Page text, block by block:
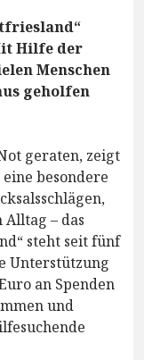
Hilfe der
Menschen
geholfen
geraten, zeigt
besondere
– das
steht seit fünf
Unterstützung
an Spenden
und